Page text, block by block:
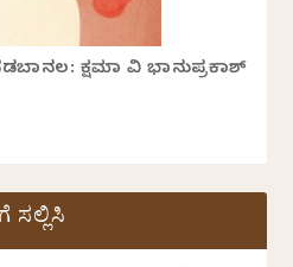
ವಡಬಾನಲ: ಕ್ಷಮಾ ವಿ ಭಾನುಪ್ರಕಾಶ್
ಸಲ್ಲಿಸಿ